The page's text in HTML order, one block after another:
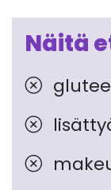
Näitä